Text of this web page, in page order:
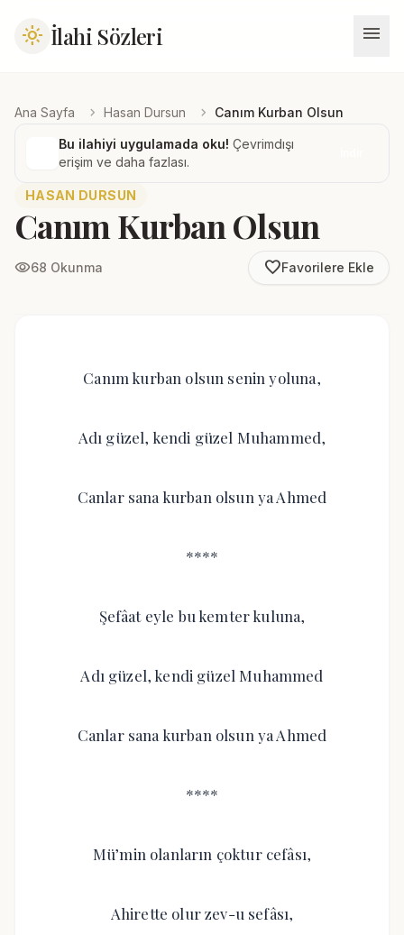
light_mode İlahi Sözleri menu
Ana Sayfa chevron_right Hasan Dursun chevron_right Canım Kurban Olsun
Bu ilahiyi uygulamada oku! Çevrimdışı
erişim ve daha fazlası.
HASAN DURSUN
Canım Kurban Olsun
visibility68 Okunma favorite_borderFavorilere Ekle
Canım kurban olsun senin yoluna,
Adı güzel, kendi güzel Muhammed,
Canlar sana kurban olsun ya Ahmed
****
Şefâat eyle bu kemter kuluna,
Adı güzel, kendi güzel Muhammed
Canlar sana kurban olsun ya Ahmed
****
Mü’min olanların çoktur cefâsı,
Ahirette olur zev-u sefâsı,